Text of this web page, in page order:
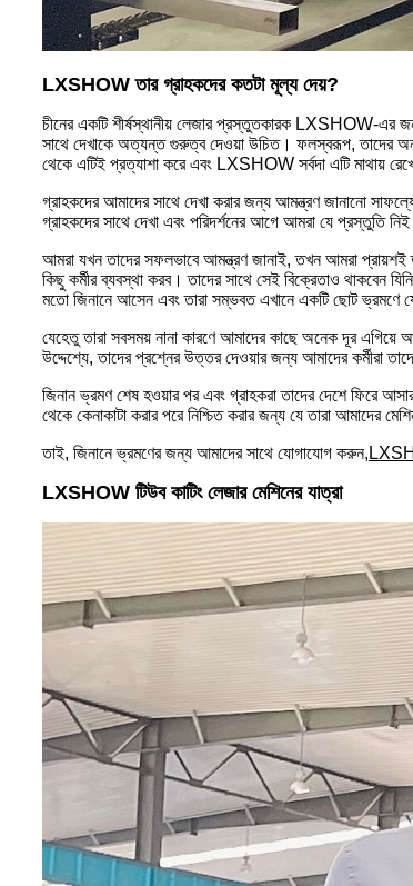
LXSHOW তার গ্রাহকদের কতটা মূল্য দেয়?
চীনের একটি শীর্ষস্থানীয় লেজার প্রস্তুতকারক LXSHOW-এর
সাথে দেখাকে অত্যন্ত গুরুত্ব দেওয়া উচিত। ফলস্বরূপ, তাদের
থেকে এটিই প্রত্যাশা করে এবং LXSHOW সর্বদা এটি মাথায়
গ্রাহকদের আমাদের সাথে দেখা করার জন্য আমন্ত্রণ জানানো
গ্রাহকদের সাথে দেখা এবং পরিদর্শনের আগে আমরা যে প্রস্তুতি
আমরা যখন তাদের সফলভাবে আমন্ত্রণ জানাই, তখন আমরা
কিছু কর্মীর ব্যবস্থা করব। তাদের সাথে সেই বিক্রেতাও থাকবেন
মতো জিনানে আসেন এবং তারা সম্ভবত এখানে একটি ছোট ভ্রমণে
যেহেতু তারা সবসময় নানা কারণে আমাদের কাছে অনেক দূর এগিয়ে
উদ্দেশ্যে, তাদের প্রশ্নের উত্তর দেওয়ার জন্য আমাদের কর্মীরা
জিনান ভ্রমণ শেষ হওয়ার পর এবং গ্রাহকরা তাদের দেশে ফিরে
থেকে কেনাকাটা করার পরে নিশ্চিত করার জন্য যে তারা আমাদের
তাই, জিনানে ভ্রমণের জন্য আমাদের সাথে যোগাযোগ করুন,
LXSHOW টিউব কাটিং লেজার মেশিনের যাত্রা